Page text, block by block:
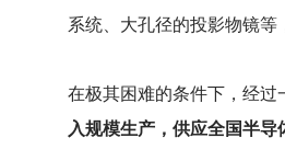
系统、大孔径的投影物镜等
在极其困难的条件下，经过
入规模生产，供应全国半导